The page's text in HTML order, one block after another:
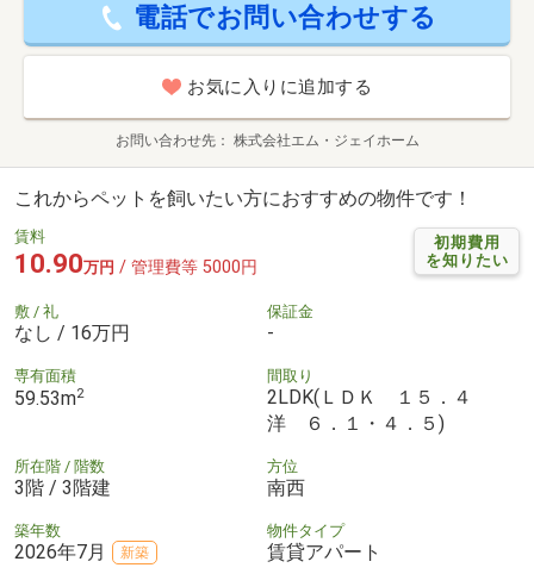
電話でお問い合わせする
お気に入りに追加する
お問い合わせ先 株式会社エム・ジェイホーム
これからペットを飼いたい方におすすめの物件です！
初期費用
を知りたい
賃料
10.90万円 / 管理費等 5000円
敷 / 礼
なし / 16万円
保証金
-
専有面積
59.53m2
間取り
2LDK(ＬＤＫ １５．４
洋 ６．１・４．５)
所在階 / 階数
3階 / 3階建
方位
南西
築年数
2026年7月 新築
物件タイプ
賃貸アパート